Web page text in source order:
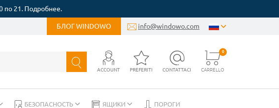
по 21. Подробнее.
БЛОГ WINDOWO info@windowo.com
ACCOUNT PREFERITI CONTATTACI CARRELLO
0
БЕЗОПАСНОСТЬ ЯЩИКИ ПОРОГИ